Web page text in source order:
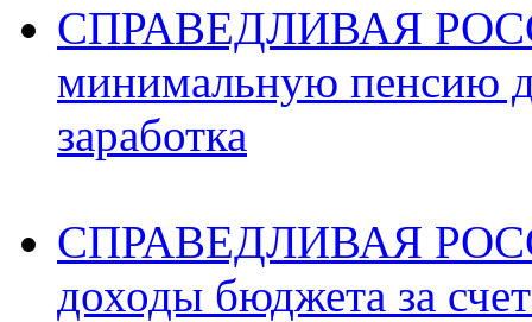
СПРАВЕДЛИВАЯ
минимальную пенсию
заработка
СПРАВЕДЛИВАЯ
доходы бюджета за